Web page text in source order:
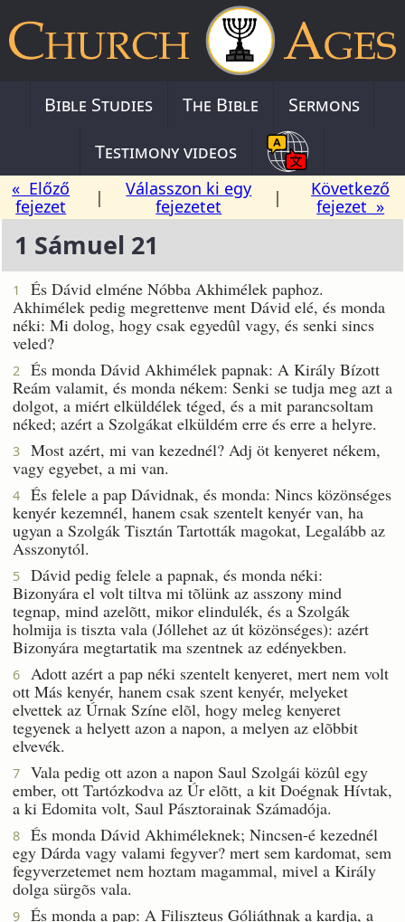
Bible Studies The Bible
Sermons
Testimony videos
« Előző
fejezet
|
Válasszon ki egy
fejezetet
|
Következő
fejezet »
1 Sámuel 21
1
És Dávid elméne Nóbba Akhimélek paphoz.
Akhimélek pedig megrettenve ment Dávid elé, és monda
néki: Mi dolog, hogy csak egyedûl vagy, és senki sincs
veled?
2
És monda Dávid Akhimélek papnak: A Király Bízott
Reám valamit, és monda nékem: Senki se tudja meg azt a
dolgot, a miért elküldélek téged, és a mit parancsoltam
néked; azért a Szolgákat elküldém erre és erre a helyre.
3
Most azért, mi van kezednél? Adj öt kenyeret nékem,
vagy egyebet, a mi van.
4
És felele a pap Dávidnak, és monda: Nincs közönséges
kenyér kezemnél, hanem csak szentelt kenyér van, ha
ugyan a Szolgák Tisztán Tartották magokat, Legalább az
Asszonytól.
5
Dávid pedig felele a papnak, és monda néki:
Bizonyára el volt tiltva mi tõlünk az asszony mind
tegnap, mind azelõtt, mikor elindulék, és a Szolgák
holmija is tiszta vala (Jóllehet az út közönséges): azért
Bizonyára megtartatik ma szentnek az edényekben.
6
Adott azért a pap néki szentelt kenyeret, mert nem volt
ott Más kenyér, hanem csak szent kenyér, melyeket
elvettek az Úrnak Színe elõl, hogy meleg kenyeret
tegyenek a helyett azon a napon, a melyen az elõbbit
elvevék.
7
Vala pedig ott azon a napon Saul Szolgái közûl egy
ember, ott Tartózkodva az Úr elõtt, a kit Doégnak Hívtak,
a ki Edomita volt, Saul Pásztorainak Számadója.
8
És monda Dávid Akhiméleknek; Nincsen-é kezednél
egy Dárda vagy valami fegyver? mert sem kardomat, sem
fegyverzetemet nem hoztam magammal, mivel a Király
dolga sürgõs vala.
9
És monda a pap: A Filiszteus Góliáthnak a kardja, a